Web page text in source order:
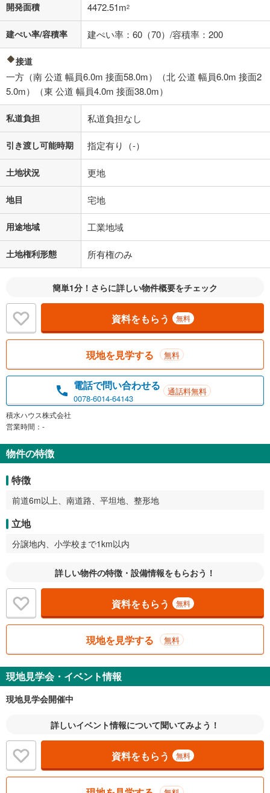
開発面積 4472.51m2
建ぺい率/容積率 建ぺい率：60（70）/容積率：200
接道
一方（南 公道 幅員6.0m 接面58.0m）（北 公道 幅員6.0m 接面2
5.0m）（東 公道 幅員4.0m 接面38.0m）
私道負担 私道負担なし
引き渡し可能時期 指定有り（-）
土地状況 更地
地目 宅地
用途地域 工業地域
土地権利形態 所有権のみ
簡単1分！さらに詳しい物件概要をチェック
資料をもらう 無料
現地を見学する 無料
電話で問い合わせる
0078-6014-64143
通話料無料
積水ハウス株式会社
営業時間：-
物件の特徴
特徴
前道6m以上、南道路、平坦地、整形地
立地
分譲地内、小学校まで1km以内
詳しい物件の特徴・設備情報をもらおう！
資料をもらう 無料
現地を見学する 無料
現地見学会・イベント情報
現地見学会開催中
詳しいイベント情報について聞いてみよう！
資料をもらう 無料